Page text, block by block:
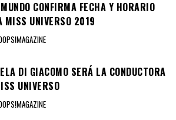
CONFIRMA FECHA Y HORARIO
MISS UNIVERSO 2019
DI GIACOMO SERÁ LA CONDUCTORA
UNIVERSO